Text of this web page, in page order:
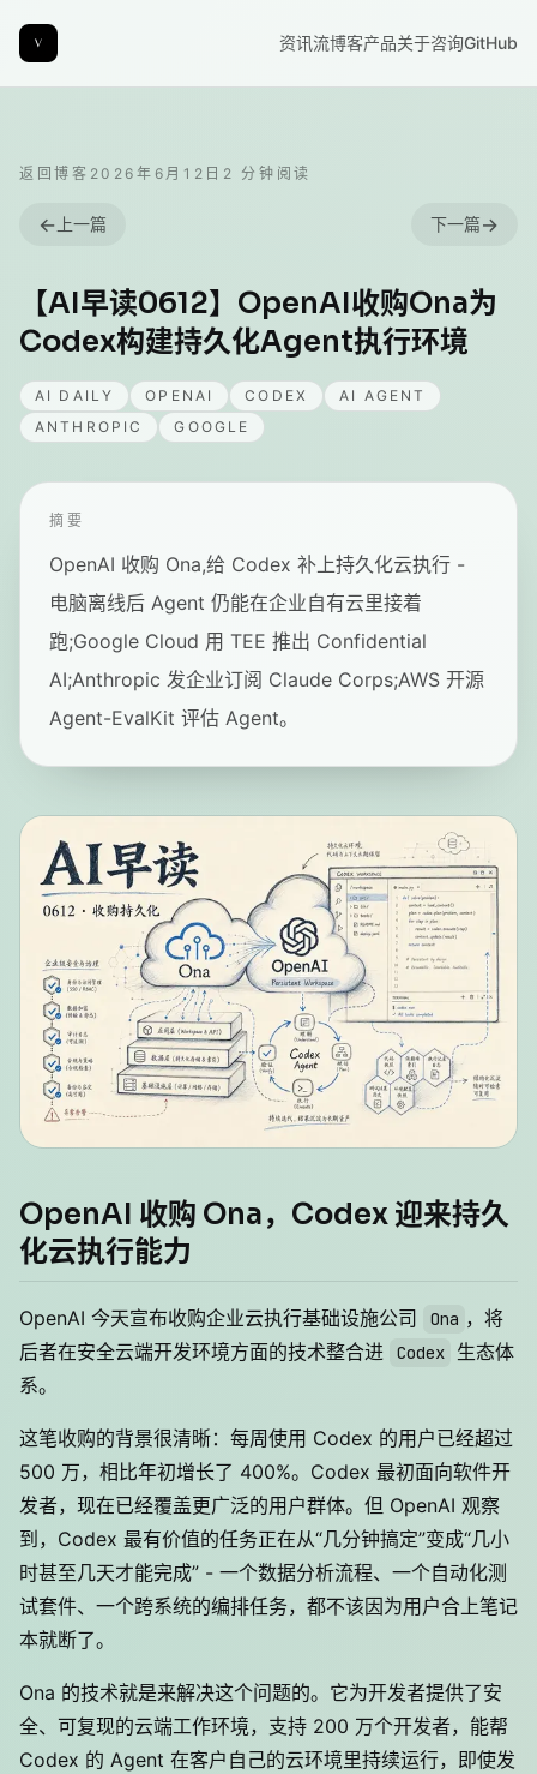
资讯流博客产品关于咨询GitHub
返回博客 2026年6月12日 2 分钟阅读
← 上一篇 下一篇→
【AI早读0612】OpenAI收购Ona为
Codex构建持久化Agent执行环境
AI DAILY OPENAI CODEX
AI AGENT
ANTHROPIC
GOOGLE
摘要
OpenAI 收购 Ona,给 Codex 补上持久化云执行 -
电脑离线后 Agent 仍能在企业自有云里接着
跑;Google Cloud 用 TEE 推出 Confidential
AI;Anthropic 发企业订阅 Claude Corps;AWS 开源
Agent-EvalKit 评估 Agent。
OpenAI 收购 Ona，Codex 迎来持久
化云执行能力
OpenAI 今天宣布收购企业云执行基础设施公司 Ona ，将
后者在安全云端开发环境方面的技术整合进
Codex
生态体
系。
这笔收购的背景很清晰：每周使用 Codex 的用户已经超过
500 万，相比年初增长了 400%。Codex 最初面向软件开
发者，现在已经覆盖更广泛的用户群体。但 OpenAI 观察
到，Codex 最有价值的任务正在从“几分钟搞定”变成“几小
时甚至几天才能完成” - 一个数据分析流程、一个自动化测
试套件、一个跨系统的编排任务，都不该因为用户合上笔记
本就断了。
Ona 的技术就是来解决这个问题的。它为开发者提供了安
全、可复现的云端工作环境，支持 200 万个开发者，能帮
Codex 的 Agent 在客户自己的云环境里持续运行，即使发